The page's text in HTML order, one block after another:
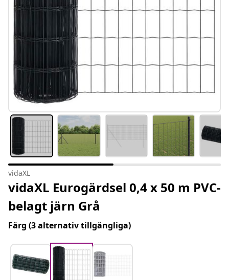
vidaXL
vidaXL Eurogärdsel 0,4 x 50 m PVC-
belagt järn Grå
Färg (3 alternativ tillgängliga)